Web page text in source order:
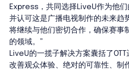
Express，共同选择LiveU作为他们
并认可这是广播电视制作的未来趋
将继续与他们密切合作，确保赛事
的领域。”
LiveU的一揽子解决方案囊括了
改善观众体验、绝对的可靠性、制